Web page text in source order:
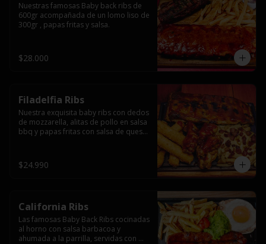
Nuestras famosas Baby back ribs de
600gr acompañada de un lomo liso de
300gr , papas fritas y salsa.
$28.000
Filadelfia Ribs
Nuestra exquisita baby ribs con dedos
de mozzarella, alitas de pollo en salsa
bbq y papas fritas con salsa de queso
$24.990
California Ribs
Las famosas Baby Back Ribs cocinadas
al horno con salsa barbacoa y
ahumada a la parrilla, servidas con